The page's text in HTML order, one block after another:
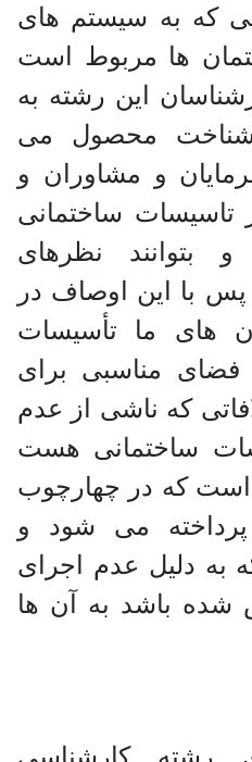
که به سیستم های
ها مربوط است
این رشته به
محصول می
و مشاوران و
تاسیسات ساختمانی
و بتوانند نظرهای
با این اوصاف در
های ما تأسیسات
فضای مناسبی برای
که ناشی از عدم
ساختمانی هست
است که در چهارچوب
پرداخته می‌ شود و
به دلیل عدم اجرای
باشد به آن ها